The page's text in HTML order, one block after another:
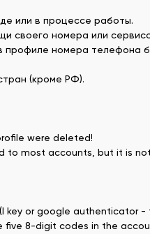
или в процессе работы.
номера или
профиле номера телефона
(кроме РФ).
were deleted!
to most accounts, but it is
or google authenticator -
five 8-digit codes in the